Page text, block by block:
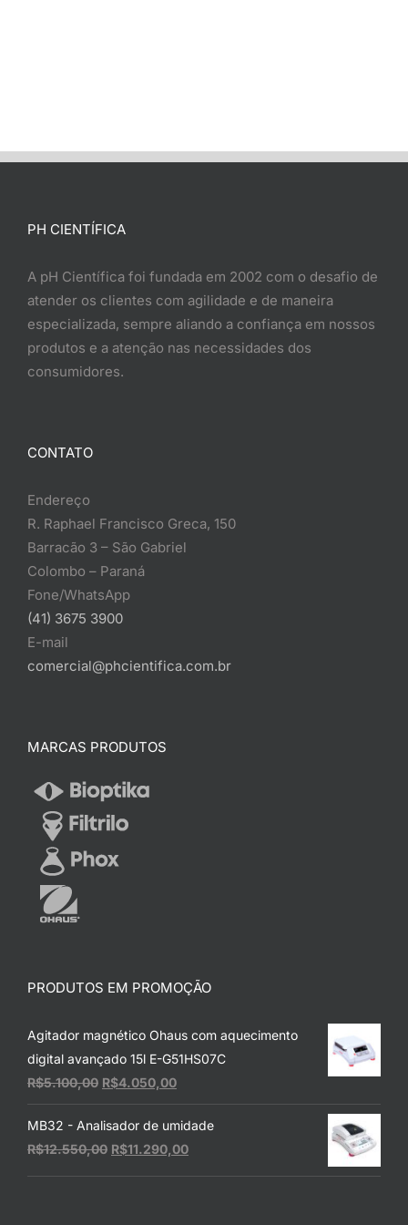
PH CIENTÍFICA
A pH Científica foi fundada em 2002 com o desafio de
atender os clientes com agilidade e de maneira
especializada, sempre aliando a confiança em nossos
produtos e a atenção nas necessidades dos
consumidores.
CONTATO
Endereço
R. Raphael Francisco Greca, 150
Barracão 3 – São Gabriel
Colombo – Paraná
Fone/WhatsApp
(41) 3675 3900
E-mail
comercial@phcientifica.com.br
MARCAS PRODUTOS
PRODUTOS EM PROMOÇÃO
Agitador magnético Ohaus com aquecimento
digital avançado 15l E-G51HS07C
R$5.100,00 O
preço
original
era:
R$5.100,00.
R$4.050,00O
preço
atual
é:
R$4.050,00.
MB32 - Analisador de umidade
R$12.550,00 O
R$11.290,00O